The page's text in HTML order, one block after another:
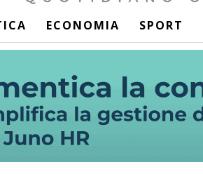
ECONOMIA SPORT